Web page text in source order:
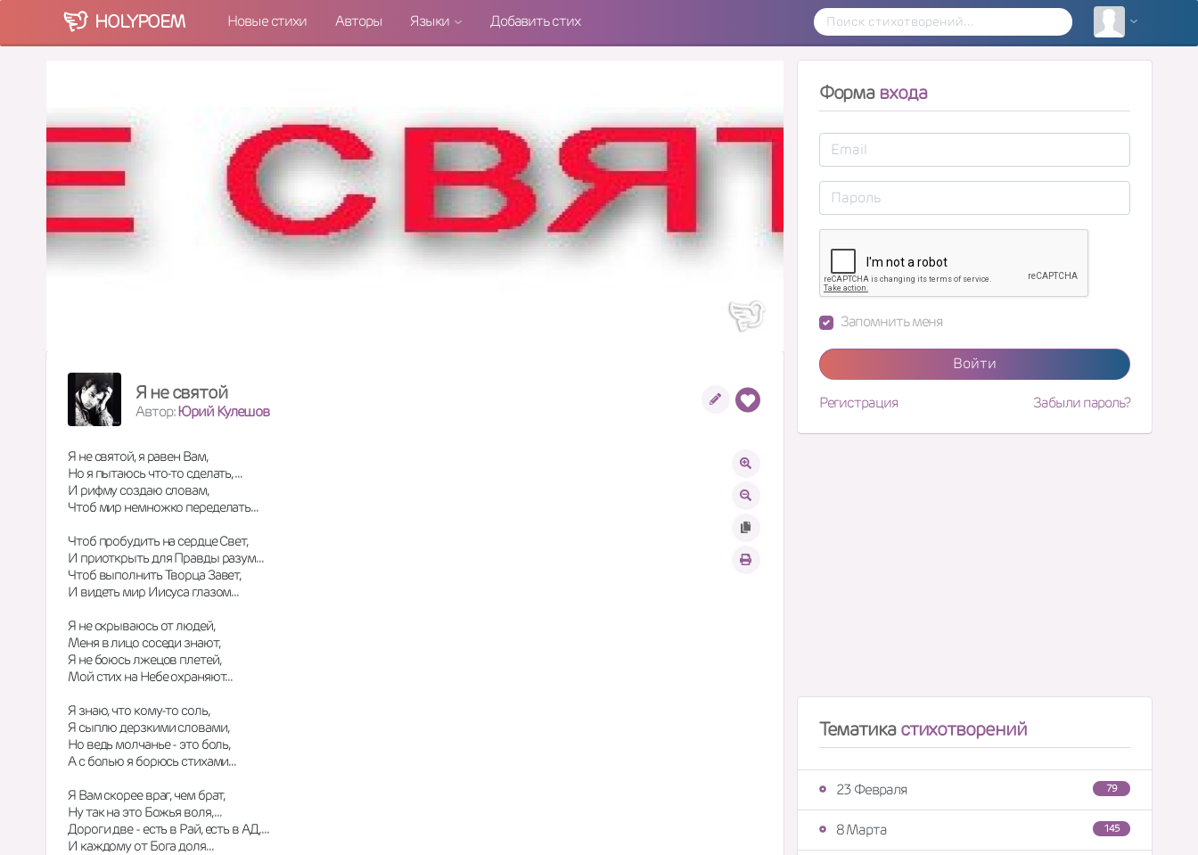
HOLYPOEM Новые стихи Авторы Языки Добавить стих
Я не святой
Автор:Юрий Кулешов
Я не святой, я равен Вам,
Но я пытаюсь что-то сделать, ...
И рифму создаю словам,
Чтоб мир немножко переделать...
Чтоб пробудить на сердце Свет,
И приоткрыть для Правды разум...
Чтоб выполнить Творца Завет,
И видеть мир Иисуса глазом...
Я не скрываюсь от людей,
Меня в лицо соседи знают,
Я не боюсь лжецов плетей,
Мой стих на Небе охраняют...
Я знаю, что кому-то соль,
Я сыплю дерзкими словами,
Но ведь молчанье - это боль,
А с болью я борюсь стихами...
Я Вам скорее враг, чем брат,
Ну так на это Божья воля, ...
Дороги две - есть в Рай, есть в АД, ...
И каждому от Бога доля...
Форма входа
Запомнить меня
Войти
Регистрация Забыли пароль?
Тематикастихотворений
79
23 Февраля
145
8 Марта